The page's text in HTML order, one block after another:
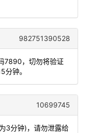
982751390528
7890，切勿将验证
分钟。
10699745
3分钟)，请勿泄露给